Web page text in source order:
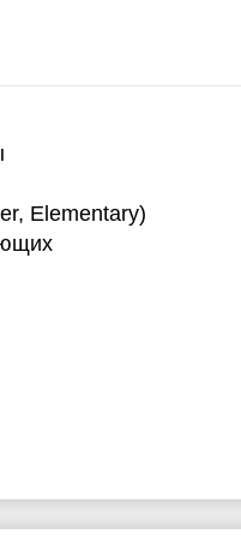
Elementary)